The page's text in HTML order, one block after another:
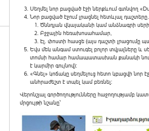
Սեղմել նոր բացված էջի ներքևում գտնվող
Նոր բացված էջում լրացնել հետևյալ դաշտերը.
Ծննդյան վկայականի կամ անձնագրի
Բջջային հեռախոսահամար,
Էլ. փոստի հասցե (այս դաշտի լրացումը
Եվս մեկ անգամ ստուգել բոլոր տվյալները և
տոմսի համար համապատասխան քանակի
է կարմիր գույնով):
«Գնել» կոճակը սեղմելուց հետո կբացվի
անհրաժեշտ է տպել կամ բեռնել:
Վերոնշյալ գործողությունները հաջողությամբ
մրցույթի նշանը՝